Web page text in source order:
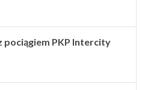
pociągiem PKP Intercity